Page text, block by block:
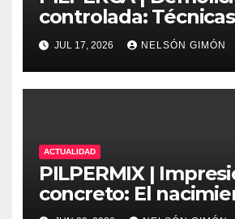
controlada:
precisión y
seguridad en la
moderna
JUL 17, 2026 NELSÓN GIMÓN
ACTUALIDAD
PILPERMIX |
concreto: El
una nueva era